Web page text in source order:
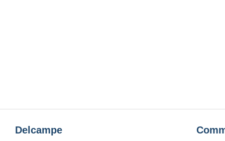
Delcampe